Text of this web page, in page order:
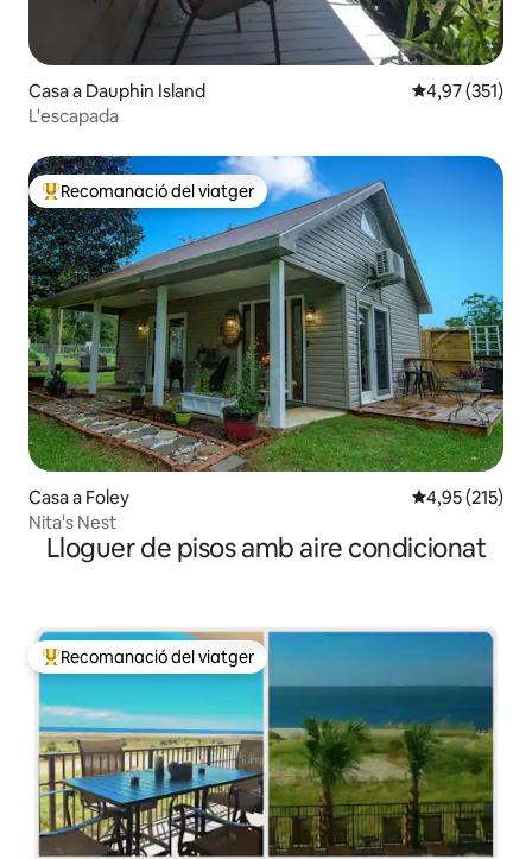
Casa a Dauphin Island 4,97 de
4,97 (351)
L'escapada
Principals recomanacions dels viatgers
Recomanació del viatger
Casa a Foley 4,95 de
4,95 (215)
Nita's Nest
Lloguer de pisos amb aire condicionat
Principals recomanacions dels viatgers
Recomanació del viatger